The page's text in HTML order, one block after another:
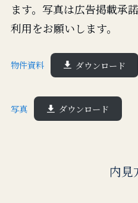
ます。写真は広告掲載承
利用をお願いします。
物件資料 ダウンロード
写真 ダウンロード
内見